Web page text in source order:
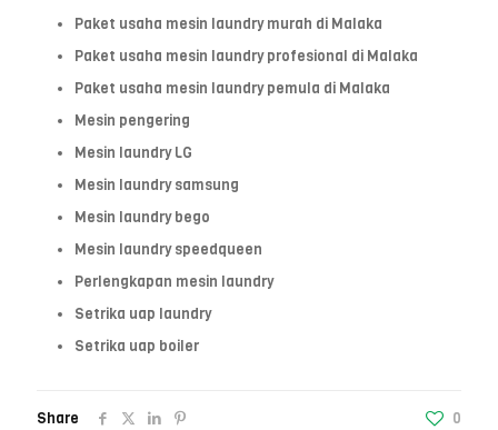
Paket usaha mesin laundry murah di Malaka
Paket usaha mesin laundry profesional di Malaka
Paket usaha mesin laundry pemula di Malaka
Mesin pengering
Mesin laundry LG
Mesin laundry samsung
Mesin laundry bego
Mesin laundry speedqueen
Perlengkapan mesin laundry
Setrika uap laundry
Setrika uap boiler
Share 0